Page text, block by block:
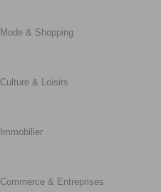
Mode & Shopping
Culture & Loisirs
Immobilier
Commerce & Entreprises